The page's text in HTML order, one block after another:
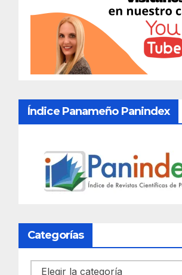
Índice Panameño Panindex
Categorías
Categorías